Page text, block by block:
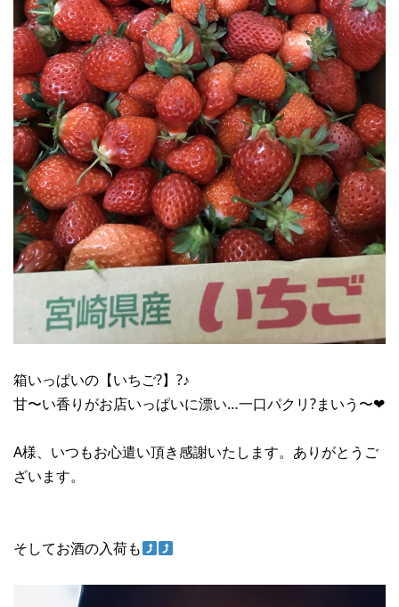
箱いっぱいの【いちご?】?♪
甘〜い香りがお店いっぱいに漂い…一口パクリ?まいう〜❤︎
A様、いつもお心遣い頂き感謝いたします。ありがとうご
ざいます。
そしてお酒の入荷も